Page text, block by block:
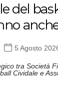
del
5 Agosto
tra Società
Cividale e